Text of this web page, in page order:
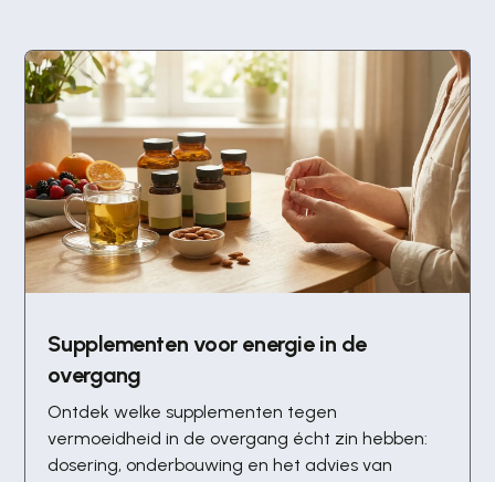
Supplementen voor energie in de
overgang
Ontdek welke supplementen tegen
vermoeidheid in de overgang écht zin hebben:
dosering, onderbouwing en het advies van